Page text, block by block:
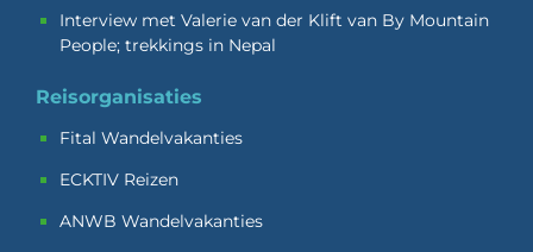
Interview met Valerie van der Klift van By Mountain
People; trekkings in Nepal
Reisorganisaties
Fital Wandelvakanties
ECKTIV Reizen
ANWB Wandelvakanties